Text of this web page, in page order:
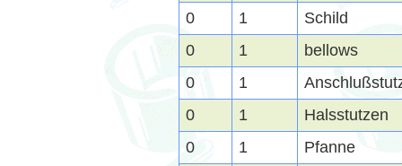
0
1
Schild
0
1
bellows
0
1
0
1
Halsstutzen
0
1
Pfanne